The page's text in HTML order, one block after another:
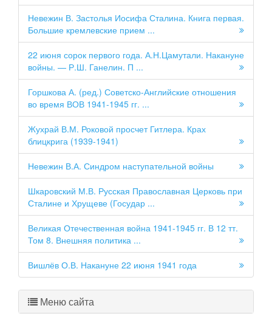
Невежин В. Застолья Иосифа Сталина. Книга первая.
Большие кремлевские прием ...
22 июня сорок первого года. А.Н.Цамутали. Накануне
войны. — Р.Ш. Ганелин. П ...
Горшкова А. (ред.) Советско-Английские отношения
во время ВОВ 1941-1945 гг. ...
Жухрай В.М. Роковой просчет Гитлера. Крах
блицкрига (1939-1941)
Невежин В.А. Синдром наступательной войны
Шкаровский М.В. Русская Православная Церковь при
Сталине и Хрущеве (Государ ...
Великая Отечественная война 1941-1945 гг. В 12 тт.
Том 8. Внешняя политика ...
Вишлёв О.В. Накануне 22 июня 1941 года
Меню сайта